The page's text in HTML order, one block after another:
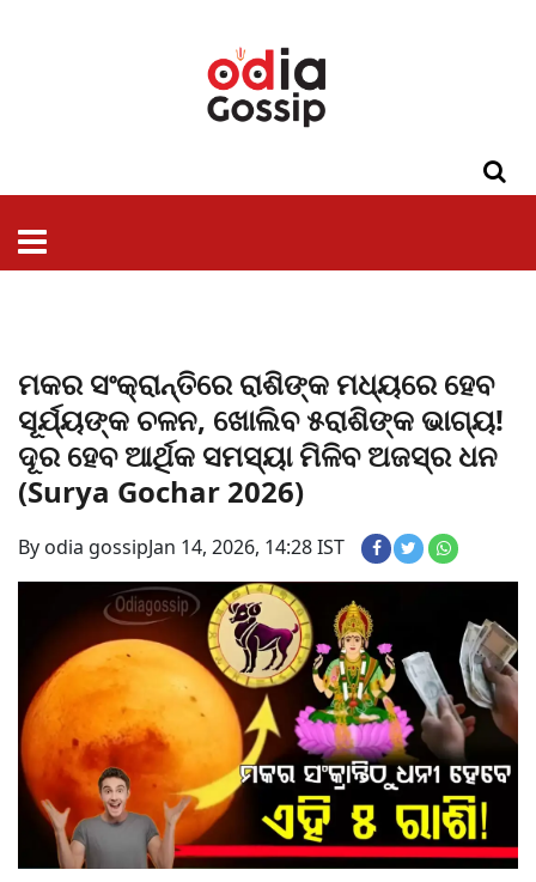
ମକର ସଂକ୍ରାନ୍ତିରେ ରାଶିଙ୍କ ମଧ୍ୟରେ ହେବ
ସୂର୍ଯ୍ୟଙ୍କ ଚଳନ, ଖୋଲିବ ୫ରାଶିଙ୍କ ଭାଗ୍ୟ!
ଦୂର ହେବ ଆର୍ଥିକ ସମସ୍ୟା ମିଳିବ ଅଜସ୍ର ଧନ
(Surya Gochar 2026)
By odia gossipJan 14, 2026, 14:28 IST